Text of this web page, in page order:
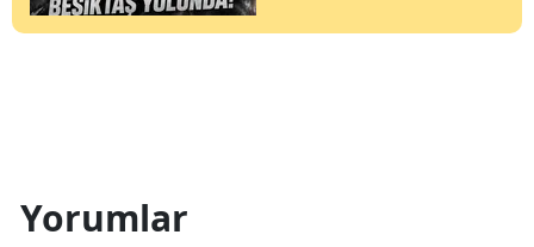
Yorumlar